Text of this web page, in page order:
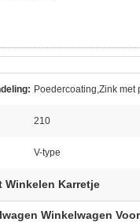
Poedercoating,Zink met
210
V-type
Winkelen Karretje
Winkelwagen